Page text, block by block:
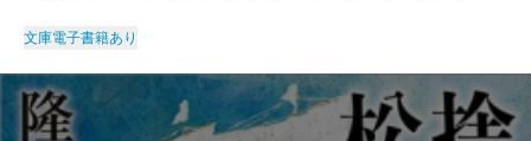
文庫電子書籍あり